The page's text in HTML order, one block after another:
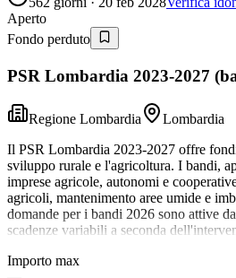
Aperto
Fondo perduto
PSR Lombardia 2023-2027
Regione Lombardia
Lombardia
Il PSR Lombardia 2023-2027 offre
sviluppo rurale e l'agricoltura. I bandi,
imprese agricole, autonomi e
agricoli, mantenimento aree umide e
domande per i bandi 2026 sono attive
scadenze variabili a seconda
Importo max